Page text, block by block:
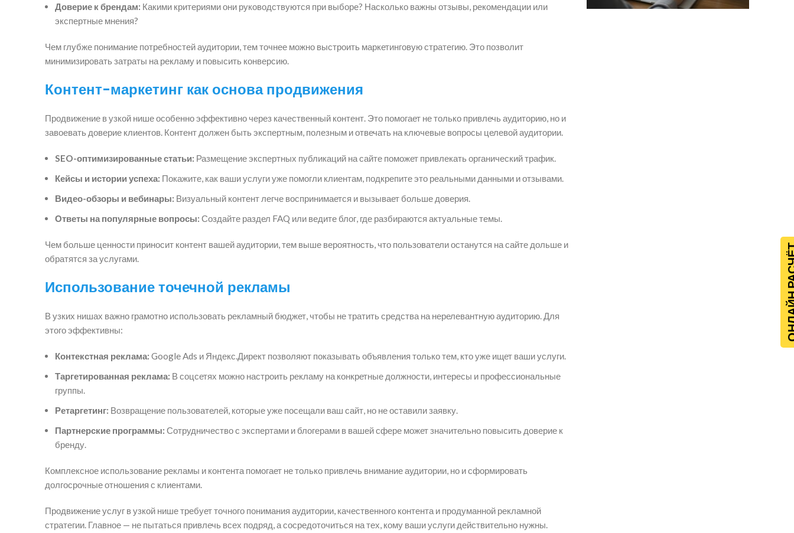
Доверие к брендам: Какими критериями они руководствуются при выборе? Насколько важны отзывы, рекомендации или
экспертные мнения?
Чем глубже понимание потребностей аудитории, тем точнее можно выстроить маркетинговую стратегию. Это позволит
минимизировать затраты на рекламу и повысить конверсию.
Контент-маркетинг как основа продвижения
Продвижение в узкой нише особенно эффективно через качественный контент. Это помогает не только привлечь аудиторию, но и
завоевать доверие клиентов. Контент должен быть экспертным, полезным и отвечать на ключевые вопросы целевой аудитории.
SEO-оптимизированные статьи: Размещение экспертных публикаций на сайте поможет привлекать органический трафик.
Кейсы и истории успеха: Покажите, как ваши услуги уже помогли клиентам, подкрепите это реальными данными и отзывами.
Видео-обзоры и вебинары: Визуальный контент легче воспринимается и вызывает больше доверия.
Ответы на популярные вопросы: Создайте раздел FAQ или ведите блог, где разбираются актуальные темы.
Чем больше ценности приносит контент вашей аудитории, тем выше вероятность, что пользователи останутся на сайте дольше и
обратятся за услугами.
Использование точечной рекламы
В узких нишах важно грамотно использовать рекламный бюджет, чтобы не тратить средства на нерелевантную аудиторию. Для
этого эффективны:
Контекстная реклама: Google Ads и Яндекс.Директ позволяют показывать объявления только тем, кто уже ищет ваши услуги.
Таргетированная реклама: В соцсетях можно настроить рекламу на конкретные должности, интересы и профессиональные
группы.
Ретаргетинг: Возвращение пользователей, которые уже посещали ваш сайт, но не оставили заявку.
Партнерские программы: Сотрудничество с экспертами и блогерами в вашей сфере может значительно повысить доверие к
бренду.
Комплексное использование рекламы и контента помогает не только привлечь внимание аудитории, но и сформировать
долгосрочные отношения с клиентами.
Продвижение услуг в узкой нише требует точного понимания аудитории, качественного контента и продуманной рекламной
стратегии. Главное — не пытаться привлечь всех подряд, а сосредоточиться на тех, кому ваши услуги действительно нужны.